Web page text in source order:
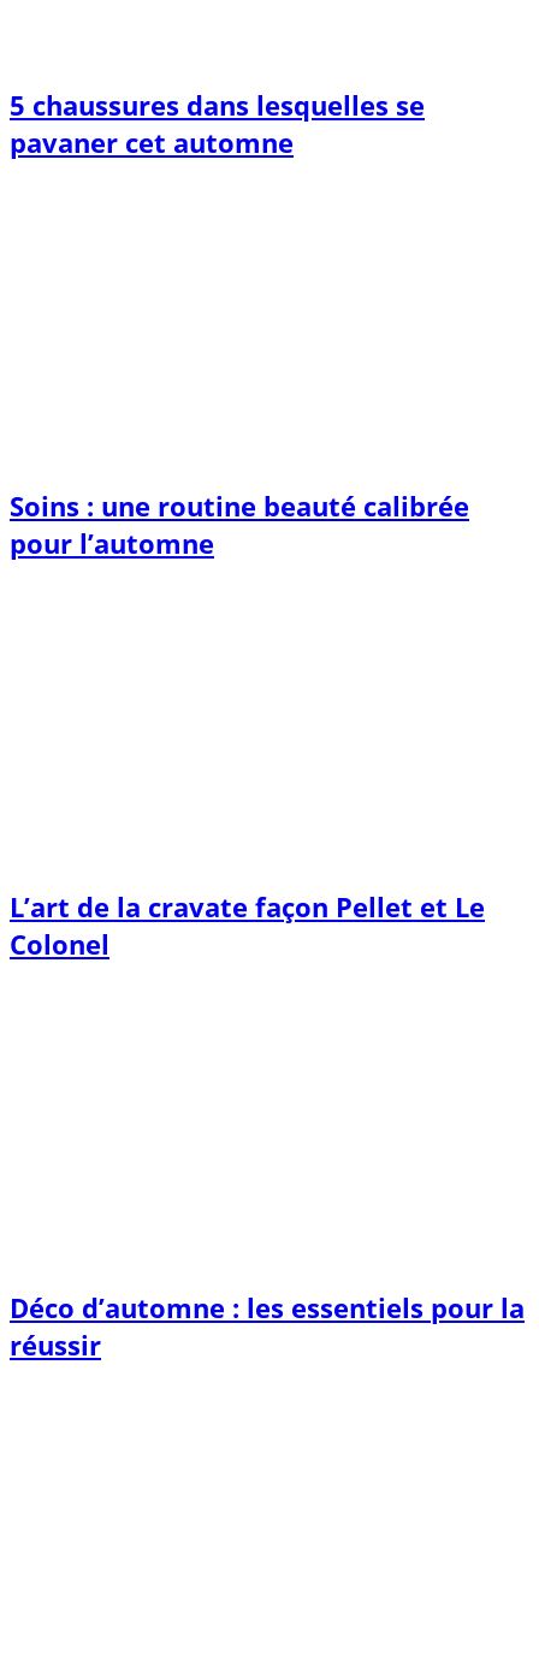
5 chaussures dans lesquelles se
pavaner cet automne
Soins : une routine beauté calibrée
pour l’automne
L’art de la cravate façon Pellet et Le
Colonel
Déco d’automne : les essentiels pour la
réussir